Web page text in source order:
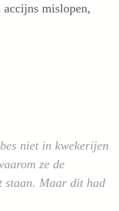
mislopen,
niet in kwekerijen
ze de
staan. Maar dit had